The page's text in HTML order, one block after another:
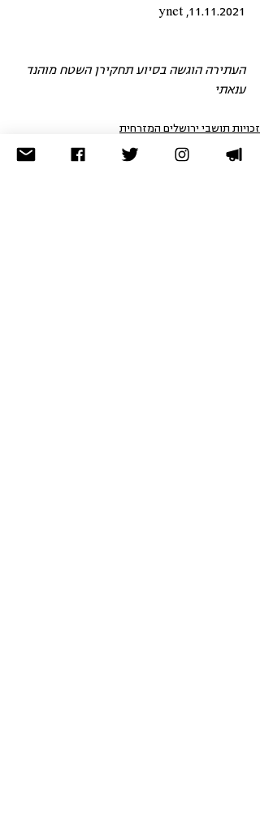
11.11.2021, ynet
העתירה הוגשה בסיוע תחקירן השטח מוהנד
ענאתי
זכויות תושבי ירושלים המזרחית
בבתי המשפט